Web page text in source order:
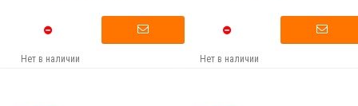
Нет в наличии Нет в наличии